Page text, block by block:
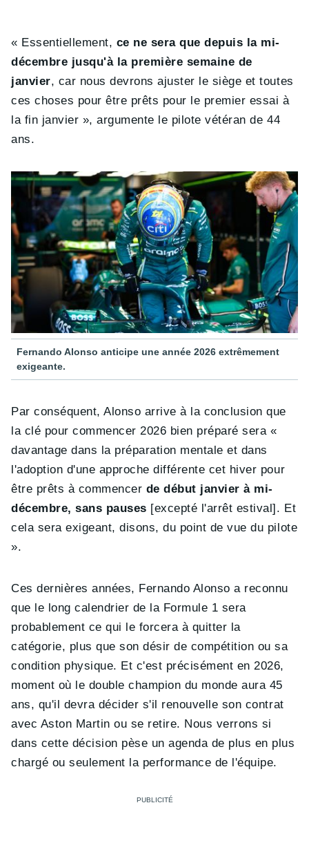
« Essentiellement, ce ne sera que depuis la mi-
décembre jusqu'à la première semaine de
janvier, car nous devrons ajuster le siège et toutes
ces choses pour être prêts pour le premier essai à
la fin janvier », argumente le pilote vétéran de 44
ans.
Fernando Alonso anticipe une année 2026 extrêmement
exigeante.
Par conséquent, Alonso arrive à la conclusion que
la clé pour commencer 2026 bien préparé sera «
davantage dans la préparation mentale et dans
l'adoption d'une approche différente cet hiver pour
être prêts à commencer de début janvier à mi-
décembre, sans pauses [excepté l'arrêt estival]. Et
cela sera exigeant, disons, du point de vue du pilote
».
Ces dernières années, Fernando Alonso a reconnu
que le long calendrier de la Formule 1 sera
probablement ce qui le forcera à quitter la
catégorie, plus que son désir de compétition ou sa
condition physique. Et c'est précisément en 2026,
moment où le double champion du monde aura 45
ans, qu'il devra décider s'il renouvelle son contrat
avec Aston Martin ou se retire. Nous verrons si
dans cette décision pèse un agenda de plus en plus
chargé ou seulement la performance de l'équipe.